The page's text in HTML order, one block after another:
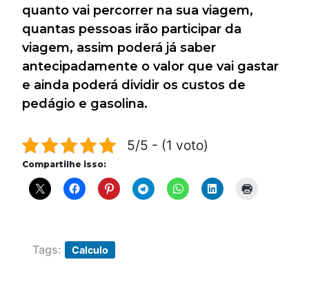
quanto vai percorrer na sua viagem,
quantas pessoas irão participar da
viagem, assim poderá já saber
antecipadamente o valor que vai gastar
e ainda poderá dividir os custos de
pedágio e gasolina.
5/5 - (1 voto)
Compartilhe isso:
Tags: Calculo